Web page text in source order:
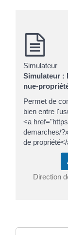
Simulateur
Simulateur :
nue-
Permet de
bien entre
<a
demarches/
de
Direction